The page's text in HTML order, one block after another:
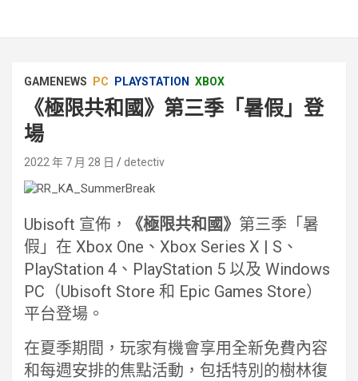
GAMENEWS PC PLAYSTATION XBOX
《極限共和國》第三季「暑假」登
場
2022 年 7 月 28 日 detectiv
Ubisoft 宣佈， 《極限共和國》 第三季「暑
假」在 Xbox One、Xbox Series X | S、
PlayStation 4、PlayStation 5 以及 Windows
PC（Ubisoft Store 和 Epic Games Store）
平台登場。
在夏季期間，玩家有機會享用全新免費內容
和每週安排的焦點活動，包括特別的樹林復